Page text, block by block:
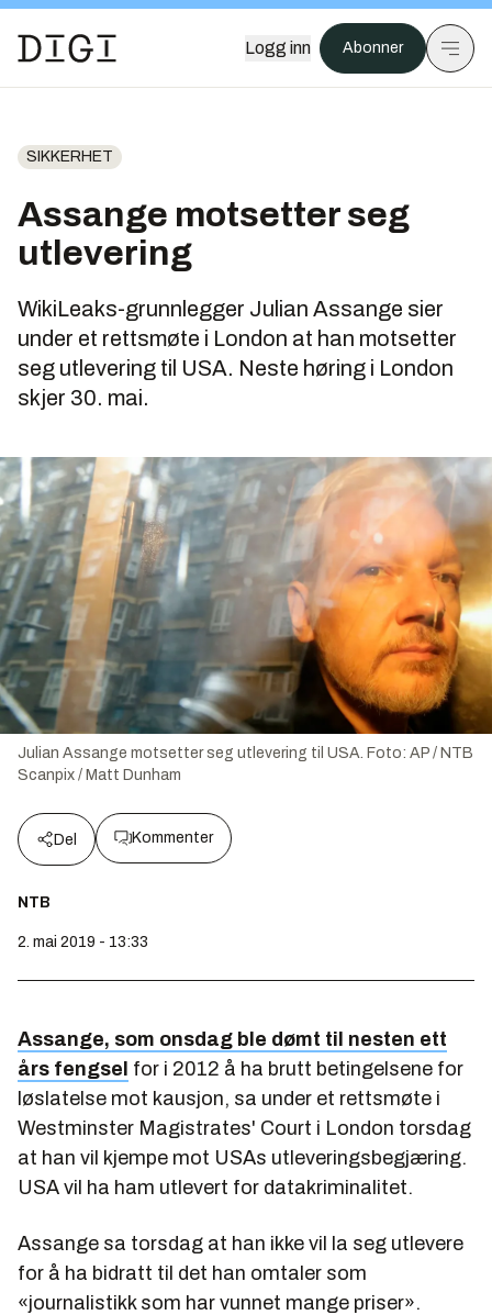
Logg inn Abonner
SIKKERHET
Assange motsetter seg
utlevering
WikiLeaks-grunnlegger Julian Assange sier
under et rettsmøte i London at han motsetter
seg utlevering til USA. Neste høring i London
skjer 30. mai.
Julian Assange motsetter seg utlevering til USA. Foto: AP / NTB
Scanpix / Matt Dunham
Del Kommenter
NTB
2. mai 2019 - 13:33
Assange, som onsdag ble dømt til nesten ett
års fengsel for i 2012 å ha brutt betingelsene for
løslatelse mot kausjon, sa under et rettsmøte i
Westminster Magistrates' Court i London torsdag
at han vil kjempe mot USAs utleveringsbegjæring.
USA vil ha ham utlevert for datakriminalitet.
Assange sa torsdag at han ikke vil la seg utlevere
for å ha bidratt til det han omtaler som
«journalistikk som har vunnet mange priser».